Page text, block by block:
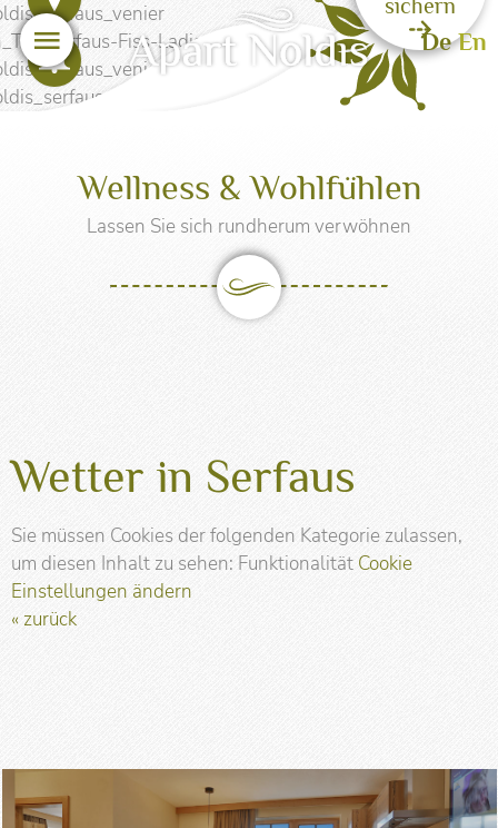
Menü De En
Sicher urlauben
sichern
Wellness & Wohlfühlen
Lassen Sie sich rundherum verwöhnen
Wetter in Serfaus
Sie müssen Cookies der folgenden Kategorie zulassen,
um diesen Inhalt zu sehen: Funktionalität Cookie
Einstellungen ändern
« zurück